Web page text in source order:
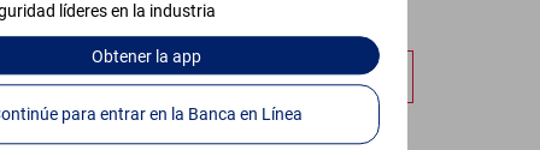
líderes en la industria
Obtenerla app
Continúe para entrar en la Banca en Línea
Obtener más información